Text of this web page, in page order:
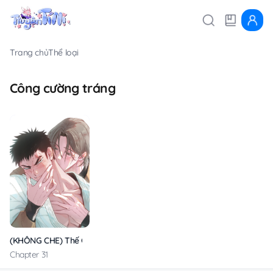
Trang chủThể loại
Công cường tráng
(KHÔNG CHE) Thế Giới Của Tôi
Chapter 31